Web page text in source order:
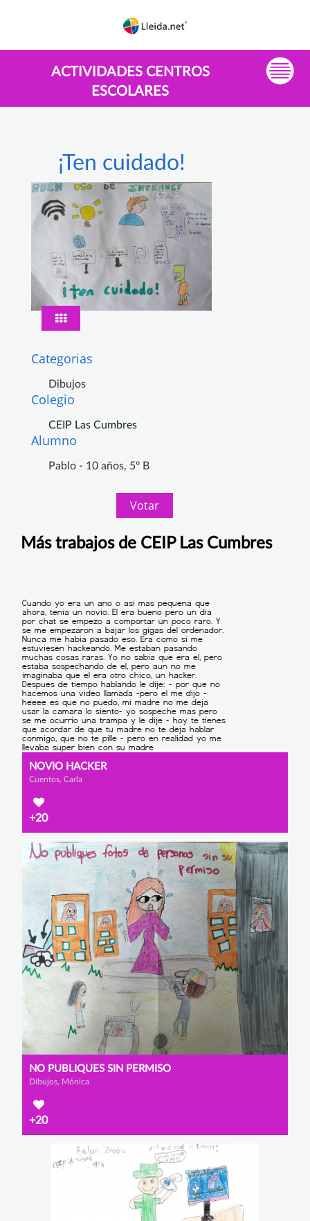
ACTIVIDADES CENTROS
ESCOLARES
¡Ten cuidado!
Categorias
Dibujos
Colegio
CEIP Las Cumbres
Alumno
Pablo - 10 años, 5º B
Votar
Más trabajos de CEIP Las Cumbres
NOVIO HACKER
Cuentos, Carla
+20
NO PUBLIQUES SIN PERMISO
Dibujos, Mónica
+20